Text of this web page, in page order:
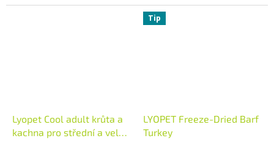
Lyopet Cool adult krůta a
kachna pro střední a velké
Tip
LYOPET Freeze-Dried Barf
Turkey